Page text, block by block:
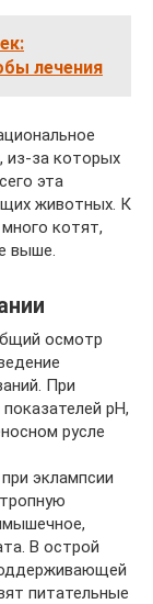
лечения
из-за которых
эта
животных. К
котят,
выше.
осмотр
При
рН,
русле
эклампсии
В острой
питательные